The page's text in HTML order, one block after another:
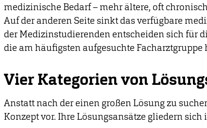
medizinische Bedarf – mehr ältere, oft
Auf der anderen Seite sinkt das verfügbare
der Medizinstudierenden entscheiden sich für
die am häufigsten aufgesuchte Facharztgruppe
Vier Kategorien von
Anstatt nach der einen großen Lösung zu
Konzept vor. Ihre Lösungsansätze gliedern sich